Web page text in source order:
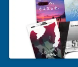
おすすめ・1
おすすめ・1
士におすすめ・1